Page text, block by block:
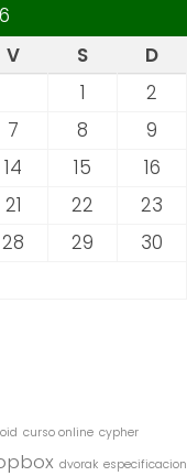
V S
D
1
2
7 8
9
14 15
16
21 22
23
28 29
30
curso online cypher
dvorak especificacion